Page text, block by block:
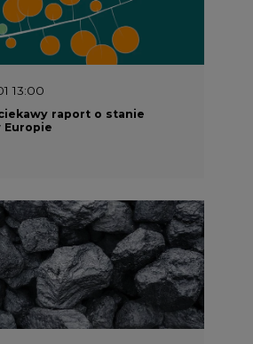
13:00
raport o stanie
Europie